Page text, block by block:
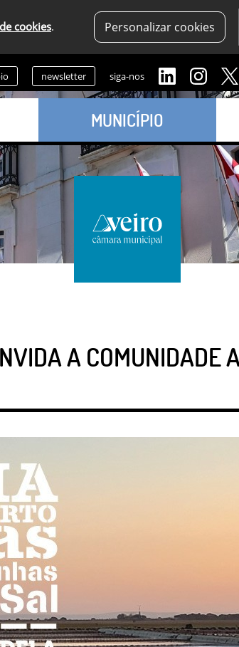
cookies. Personalizar cookies
newsletter siga-nos
MUNICÍPIO
A COMUNIDADE